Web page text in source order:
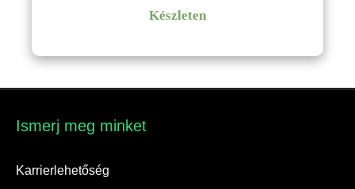
Készleten
Ismerj meg minket​
Karrierlehetőség